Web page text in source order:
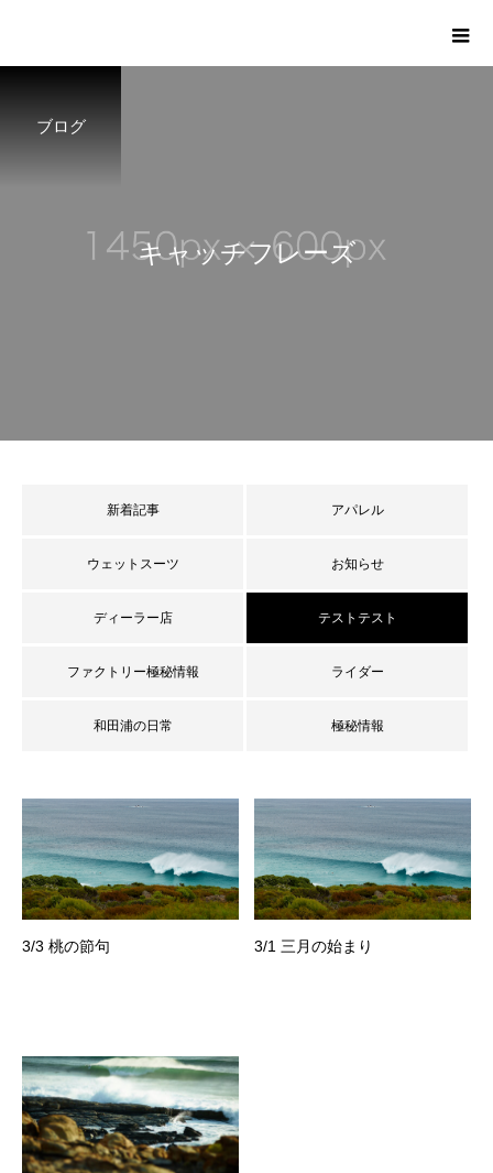
ブログ
キャッチフレーズ
新着記事 アパレル
ウェットスーツ お知らせ
ディーラー店 テストテスト
ファクトリー極秘情報 ライダー
和田浦の日常 極秘情報
3/3 桃の節句 3/1 三月の始まり